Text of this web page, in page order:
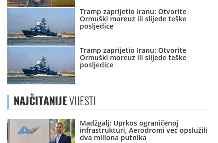
Tramp zaprijetio Iranu: Otvorite
Ormuški moreuz ili slijede teške
posljedice
Tramp zaprijetio Iranu: Otvorite
Ormuški moreuz ili slijede teške
posljedice
NAJČITANIJEVIJESTI
Madžgalj: Uprkos ograničenoj
infrastrukturi, Aerodromi već opslužili
dva miliona putnika